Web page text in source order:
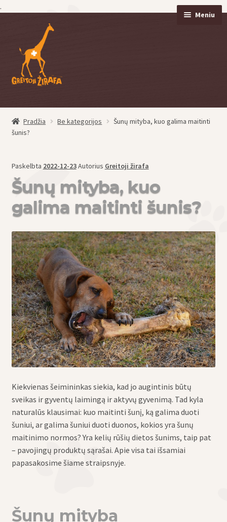
.
meniu
turinio
Meniu
Pradžia Be kategorijos
Šunų mityba, kuo galima maitinti
šunis?
Paskelbta 2022-12-23Autorius Greitoji žirafa
Šunų mityba, kuo
galima maitinti šunis?
Kiekvienas šeimininkas siekia, kad jo augintinis būtų
sveikas ir gyventų laimingą ir aktyvų gyvenimą. Tad kyla
naturalūs klausimai: kuo maitinti šunį, ką galima duoti
šuniui, ar galima šuniui duoti duonos, kokios yra šunų
maitinimo normos? Yra kelių rūšių dietos šunims, taip pat
– pavojingų produktų sąrašai. Apie visa tai išsamiai
papasakosime šiame straipsnyje.
Šunų mityba